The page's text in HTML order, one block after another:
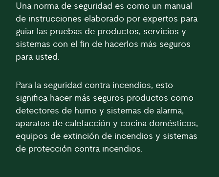
Una norma de seguridad es como un manual
de instrucciones elaborado por expertos para
guiar las pruebas de productos, servicios y
sistemas con el fin de hacerlos más seguros
para usted.
Para la seguridad contra incendios, esto
significa hacer más seguros productos como
detectores de humo y sistemas de alarma,
aparatos de calefacción y cocina domésticos,
equipos de extinción de incendios y sistemas
de protección contra incendios.